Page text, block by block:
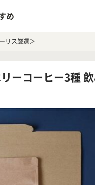
め
リス厳選＞
ーコーヒー3種